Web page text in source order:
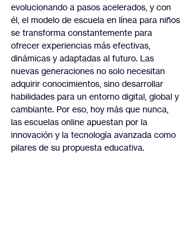
evolucionando a pasos acelerados, y con
él, el modelo de escuela en línea para niños
se transforma constantemente para
ofrecer experiencias más efectivas,
dinámicas y adaptadas al futuro. Las
nuevas generaciones no solo necesitan
adquirir conocimientos, sino desarrollar
habilidades para un entorno digital, global y
cambiante. Por eso, hoy más que nunca,
las escuelas online apuestan por la
innovación y la tecnología avanzada como
pilares de su propuesta educativa.